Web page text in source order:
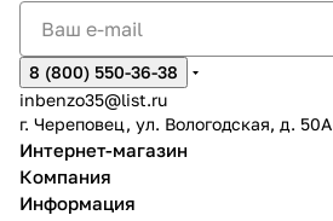
8 (800) 550-36-38
inbenzo35@list.ru
г. Череповец, ул. Вологодская, д. 50А
Интернет-магазин
Компания
Информация